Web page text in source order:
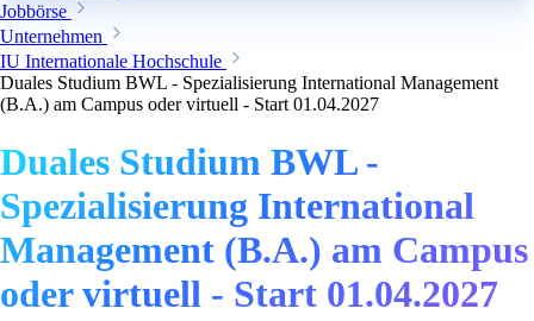
Jobbörse
Unternehmen
IU Internationale Hochschule
Duales Studium BWL - Spezialisierung International Management
(B.A.) am Campus oder virtuell - Start 01.04.2027
Duales Studium BWL -
Spezialisierung International
Management (B.A.) am Campus
oder virtuell - Start 01.04.2027